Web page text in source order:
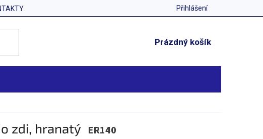
Přihlášení
NÁKUPNÍ
Prázdný košík
zdi, hranatý ER140